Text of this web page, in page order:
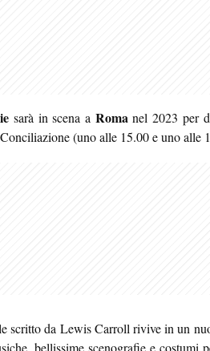
sarà in scena a Romanel 2023 per
(uno alle 15.00 e uno alle
scritto da Lewis Carroll rivive in un